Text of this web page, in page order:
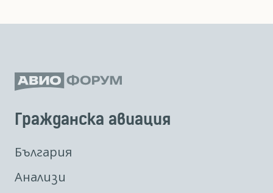
Гражданска авиация
България
Анализи